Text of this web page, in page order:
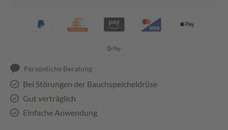
Persönliche Beratung
Bei Störungen der Bauchspeicheldrüse
Gut verträglich
Einfache Anwendung